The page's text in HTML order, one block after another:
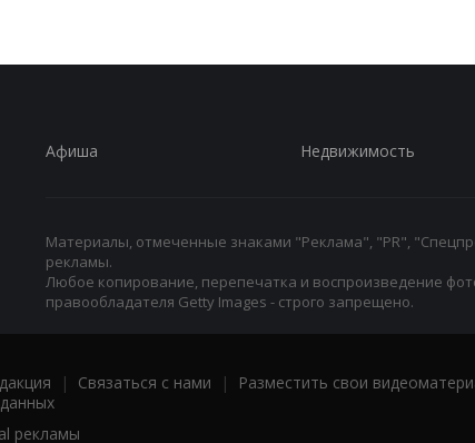
Афиша Недвижимость
Материалы, отмеченные знаками "Реклама", "PR",
рекламы.
Любое копирование, перепечатка и воспроизведение
правообладателя Getty Images - строго запрещено.
| Связаться с нами | Разместить свои
рекламы